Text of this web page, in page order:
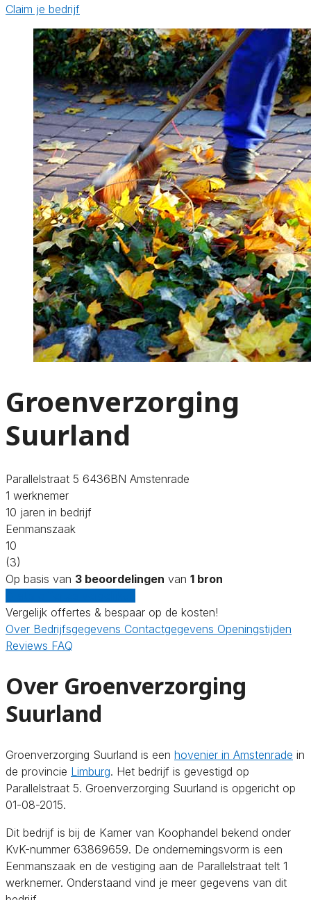
Claim je bedrijf
Groenverzorging
Suurland
Parallelstraat 5 6436BN Amstenrade
1 werknemer
10 jaren in bedrijf
Eenmanszaak
10
(3)
Op basis van 3 beoordelingen van 1 bron
Vergelijk offertes & bespaar op de kosten!
Over Bedrijfsgegevens Contactgegevens Openingstijden
Reviews FAQ
Over Groenverzorging
Suurland
Groenverzorging Suurland is een hovenier in Amstenrade in
de provincie Limburg. Het bedrijf is gevestigd op
Parallelstraat 5. Groenverzorging Suurland is opgericht op
01-08-2015.
Dit bedrijf is bij de Kamer van Koophandel bekend onder
KvK-nummer 63869659. De ondernemingsvorm is een
Eenmanszaak en de vestiging aan de Parallelstraat telt 1
werknemer. Onderstaand vind je meer gegevens van dit